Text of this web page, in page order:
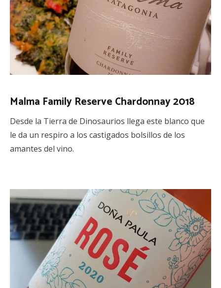
Malma Family Reserve Chardonnay 2018
Desde la Tierra de Dinosaurios llega este blanco que
le da un respiro a los castigados bolsillos de los
amantes del vino.